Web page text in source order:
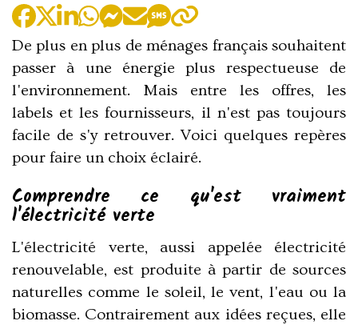
:
De plus en plus de ménages français souhaitent
passer à une énergie plus respectueuse de
l'environnement. Mais entre les offres, les
labels et les fournisseurs, il n'est pas toujours
facile de s'y retrouver. Voici quelques repères
pour faire un choix éclairé.
Comprendre ce qu'est vraiment
l'électricité verte
L'électricité verte, aussi appelée électricité
renouvelable, est produite à partir de sources
naturelles comme le soleil, le vent, l'eau ou la
biomasse. Contrairement aux idées reçues, elle